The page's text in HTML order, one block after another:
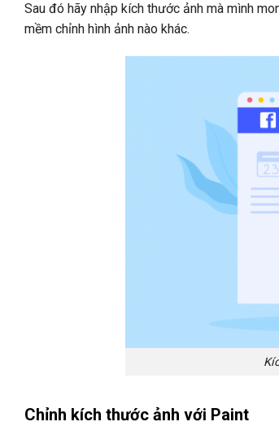
Sau đó hãy nhập kích thước ảnh mà mình
mềm chỉnh hình ảnh nào khác.
Chỉnh kích thước ảnh với Paint